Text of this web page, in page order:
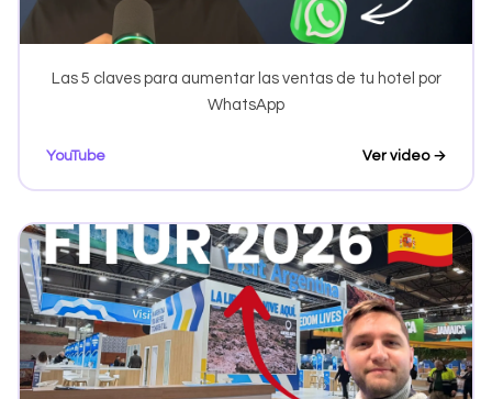
Las 5 claves para aumentar las ventas de tu hotel por
WhatsApp
YouTube Ver video →